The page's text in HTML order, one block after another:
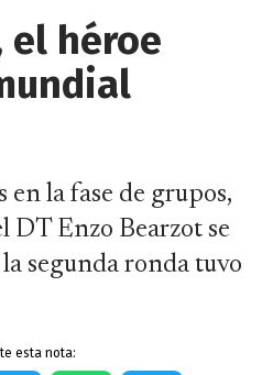
el héroe
en la fase de grupos,
DT Enzo Bearzot se
segunda ronda tuvo
esta nota: